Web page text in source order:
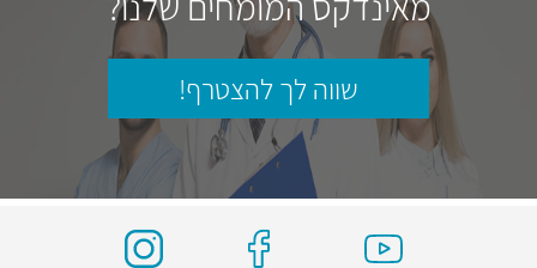
שווה לך להצטרף!